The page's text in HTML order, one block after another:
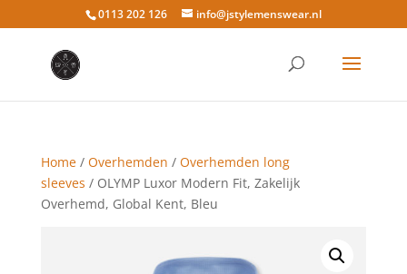
0113 202 126 info@jstylemenswear.nl
Home/ Overhemden / Overhemden long
sleeves / OLYMP Luxor Modern Fit, Zakelijk
Overhemd, Global Kent, Bleu